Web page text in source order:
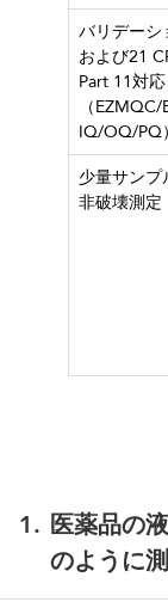
バリデーシ
および21
Part 11対応
（EZMQC/
IQ/OQ/PQ）
少量サンプ
非破壊測定
1. 医薬品の
のように